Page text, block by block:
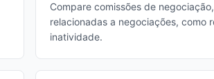
Compare comissões de
relacionadas a negociações, como
inatividade.